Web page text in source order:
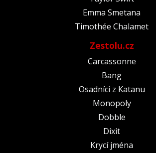
Emma Smetana
Timothée Chalamet
Zestolu.cz
Carcassonne
Bang
Osadníci z Katanu
Monopoly
Dobble
Dixit
Krycí jména